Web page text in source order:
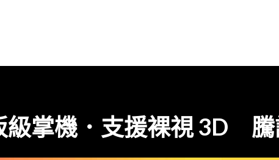
級掌機．支援裸視 3D 騰